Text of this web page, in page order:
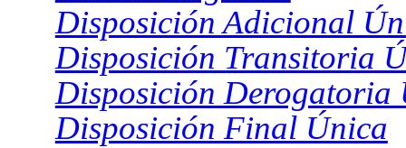
Disposición Adicional
Disposición Transitoria
Disposición Derogatoria
Disposición Final Única